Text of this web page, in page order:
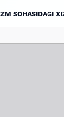
SOHASIDAGI